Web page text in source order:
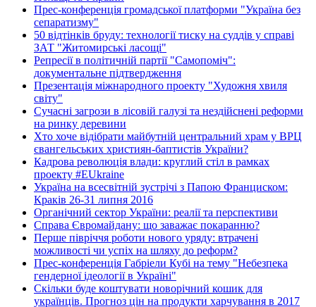
Прес-конференція громадської платформи "Україна без
сепаратизму"
50 відтінків бруду: технології тиску на суддів у справі
ЗАТ "Житомирські ласощі"
Репресії в політичній партії "Самопоміч":
документальне підтвердження
Презентація міжнародного проекту "Художня хвиля
світу"
Сучасні загрози в лісовій галузі та нездійснені реформи
на ринку деревини
Хто хоче відібрати майбутній центральний храм у ВРЦ
євангельських християн-баптистів України?
Кадрова революція влади: круглий стіл в рамках
проекту #EUkraine
Україна на всесвітній зустрічі з Папою Франциском:
Краків 26-31 липня 2016
Органічний сектор України: реалії та перспективи
Справа Євромайдану: що заважає покаранню?
Перше півріччя роботи нового уряду: втрачені
можливості чи успіх на шляху до реформ?
Прес-конференція Габріели Кубі на тему "Небезпека
гендерної ідеології в Україні"
Скільки буде коштувати новорічний кошик для
українців. Прогноз цін на продукти харчування в 2017